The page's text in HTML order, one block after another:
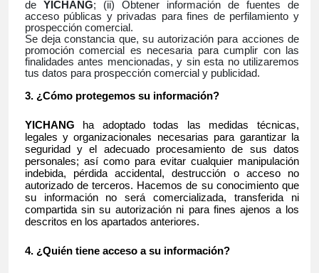
de YICHANG; (ii) Obtener información de fuentes de
acceso públicas y privadas para fines de perfilamiento y
prospección comercial.
Se deja constancia que, su autorización para acciones de
promoción comercial es necesaria para cumplir con las
finalidades antes mencionadas, y sin esta no utilizaremos
tus datos para prospección comercial y publicidad.
¿Cómo protegemos su información?
YICHANG
ha adoptado todas las medidas técnicas,
legales y organizacionales necesarias para garantizar la
seguridad y el adecuado procesamiento de sus datos
personales; así como para evitar cualquier manipulación
indebida, pérdida accidental, destrucción o acceso no
autorizado de terceros. Hacemos de su conocimiento que
su información no será comercializada, transferida ni
compartida sin su autorización ni para fines ajenos a los
descritos en los apartados anteriores.
¿Quién tiene acceso a su información?